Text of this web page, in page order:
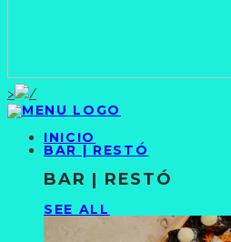
>
INICIO
BAR | RESTÓ
BAR | RESTÓ
SEE ALL